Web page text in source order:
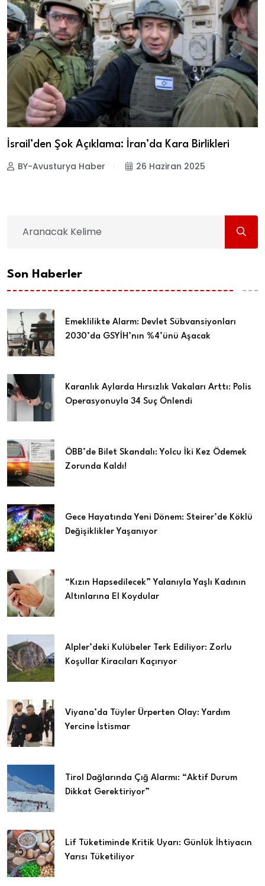
İsrail’den Şok Açıklama: İran’da Kara Birlikleri
BY-Avusturya Haber 26 Haziran 2025
Son Haberler
Emeklilikte Alarm: Devlet Sübvansiyonları
2030’da GSYİH’nın %4’ünü Aşacak
Karanlık Aylarda Hırsızlık Vakaları Arttı: Polis
Operasyonuyla 34 Suç Önlendi
ÖBB’de Bilet Skandalı: Yolcu İki Kez Ödemek
Zorunda Kaldı!
Gece Hayatında Yeni Dönem: Steirer’de Köklü
Değişiklikler Yaşanıyor
“Kızın Hapsedilecek” Yalanıyla Yaşlı Kadının
Altınlarına El Koydular
Alpler’deki Kulübeler Terk Ediliyor: Zorlu
Koşullar Kiracıları Kaçırıyor
Viyana’da Tüyler Ürperten Olay: Yardım
Yercine İstismar
Tirol Dağlarında Çığ Alarmı: “Aktif Durum
Dikkat Gerektiriyor”
Lif Tüketiminde Kritik Uyarı: Günlük İhtiyacın
Yarısı Tüketiliyor